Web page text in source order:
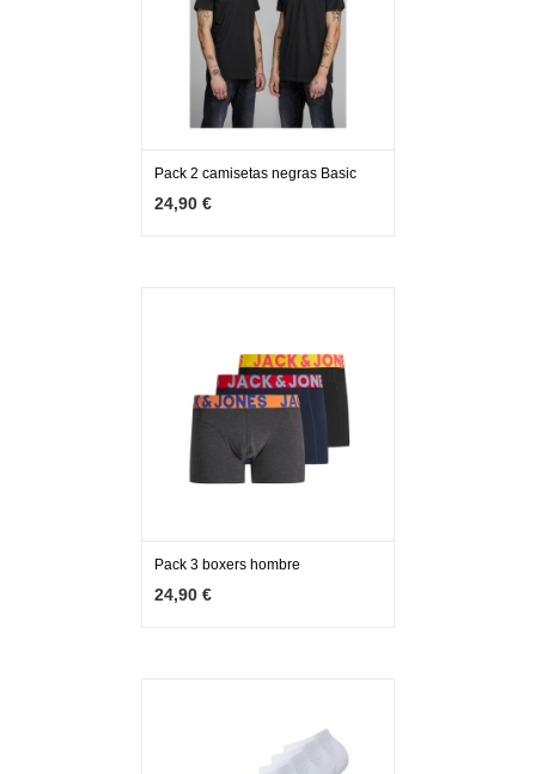
VER OPCIONES
Pack 2 camisetas negras Basic
24,90 €
VER OPCIONES
Pack 3 boxers hombre
24,90 €